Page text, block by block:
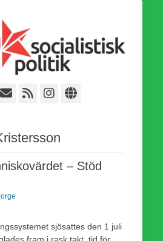
Fjärde Internationalen och en viktig
i kampen för en socialistisk framtid!
E-
Webbflöde
Instagram
Webbplats
– Stöd
sjösattes den 1 juli
fram i rask takt, tid för